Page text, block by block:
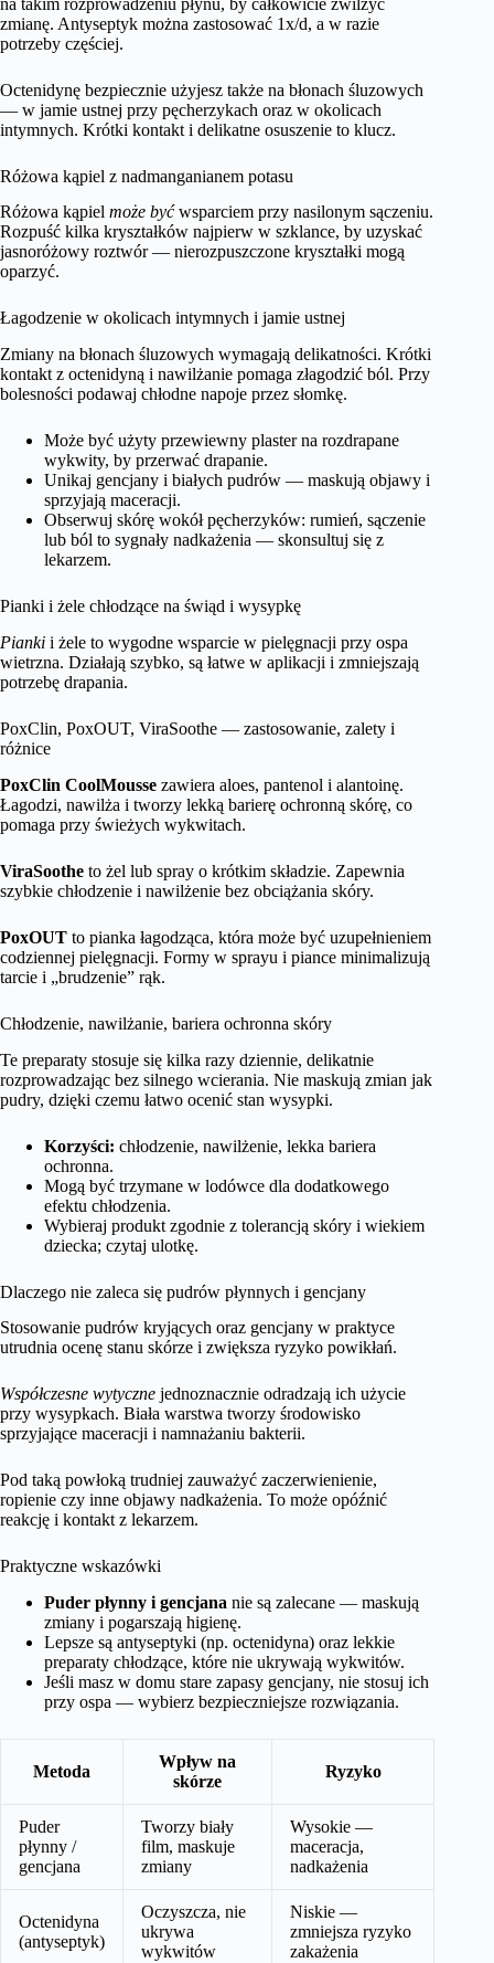
zmianę. Antyseptyk można zastosować 1x/d, a w razie
potrzeby częściej.
Octenidynę bezpiecznie użyjesz także na błonach śluzowych
— w jamie ustnej przy pęcherzykach oraz w okolicach
intymnych. Krótki kontakt i delikatne osuszenie to klucz.
Różowa kąpiel z nadmanganianem potasu
Różowa kąpiel może być wsparciem przy nasilonym sączeniu.
Rozpuść kilka kryształków najpierw w szklance, by uzyskać
jasnoróżowy roztwór — nierozpuszczone kryształki mogą
oparzyć.
Łagodzenie w okolicach intymnych i jamie ustnej
Zmiany na błonach śluzowych wymagają delikatności. Krótki
kontakt z octenidyną i nawilżanie pomaga złagodzić ból. Przy
bolesności podawaj chłodne napoje przez słomkę.
Może być użyty przewiewny plaster na rozdrapane
wykwity, by przerwać drapanie.
Unikaj gencjany i białych pudrów — maskują objawy i
sprzyjają maceracji.
Obserwuj skórę wokół pęcherzyków: rumień, sączenie
lub ból to sygnały nadkażenia — skonsultuj się z
lekarzem.
Pianki i żele chłodzące na świąd i wysypkę
Pianki i żele to wygodne wsparcie w pielęgnacji przy ospa
wietrzna. Działają szybko, są łatwe w aplikacji i zmniejszają
potrzebę drapania.
PoxClin, PoxOUT, ViraSoothe — zastosowanie, zalety i
różnice
PoxClin CoolMousse zawiera aloes, pantenol i alantoinę.
Łagodzi, nawilża i tworzy lekką barierę ochronną skórę, co
pomaga przy świeżych wykwitach.
ViraSoothe to żel lub spray o krótkim składzie. Zapewnia
szybkie chłodzenie i nawilżenie bez obciążania skóry.
PoxOUT to pianka łagodząca, która może być uzupełnieniem
codziennej pielęgnacji. Formy w sprayu i piance minimalizują
tarcie i „brudzenie” rąk.
Chłodzenie, nawilżanie, bariera ochronna skóry
Te preparaty stosuje się kilka razy dziennie, delikatnie
rozprowadzając bez silnego wcierania. Nie maskują zmian jak
pudry, dzięki czemu łatwo ocenić stan wysypki.
Korzyści: chłodzenie, nawilżenie, lekka bariera
ochronna.
Mogą być trzymane w lodówce dla dodatkowego
efektu chłodzenia.
Wybieraj produkt zgodnie z tolerancją skóry i wiekiem
dziecka; czytaj ulotkę.
Dlaczego nie zaleca się pudrów płynnych i gencjany
Stosowanie pudrów kryjących oraz gencjany w praktyce
utrudnia ocenę stanu skórze i zwiększa ryzyko powikłań.
Współczesne wytyczne jednoznacznie odradzają ich użycie
przy wysypkach. Biała warstwa tworzy środowisko
sprzyjające maceracji i namnażaniu bakterii.
Pod taką powłoką trudniej zauważyć zaczerwienienie,
ropienie czy inne objawy nadkażenia. To może opóźnić
reakcję i kontakt z lekarzem.
Praktyczne wskazówki
Puder płynny i gencjana nie są zalecane — maskują
zmiany i pogarszają higienę.
Lepsze są antyseptyki (np. octenidyna) oraz lekkie
preparaty chłodzące, które nie ukrywają wykwitów.
Jeśli masz w domu stare zapasy gencjany, nie stosuj ich
przy ospa — wybierz bezpieczniejsze rozwiązania.
Metoda
Wpływ na
skórze
Ryzyko
Puder
płynny /
gencjana
Tworzy biały
film, maskuje
zmiany
Wysokie —
maceracja,
nadkażenia
Octenidyna
(antyseptyk)
Oczyszcza, nie
ukrywa
wykwitów
Niskie —
zmniejsza ryzyko
zakażenia